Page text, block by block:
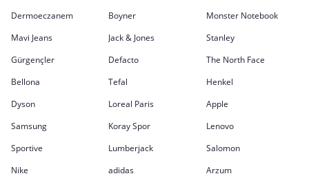
Dermoeczanem Boyner
Monster Notebook
Mavi Jeans
Jack & Jones
Stanley
Gürgençler
Defacto
The North Face
Bellona
Tefal
Henkel
Dyson
Loreal Paris
Apple
Samsung
Koray Spor
Lenovo
Sportive
Lumberjack
Salomon
Nike
adidas
Arzum